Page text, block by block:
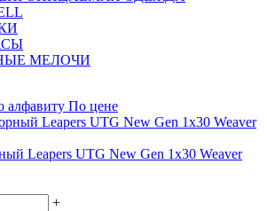
МЕЛОЧИ
алфавиту По цене
Leapers UTG New Gen 1x30 Weaver
+